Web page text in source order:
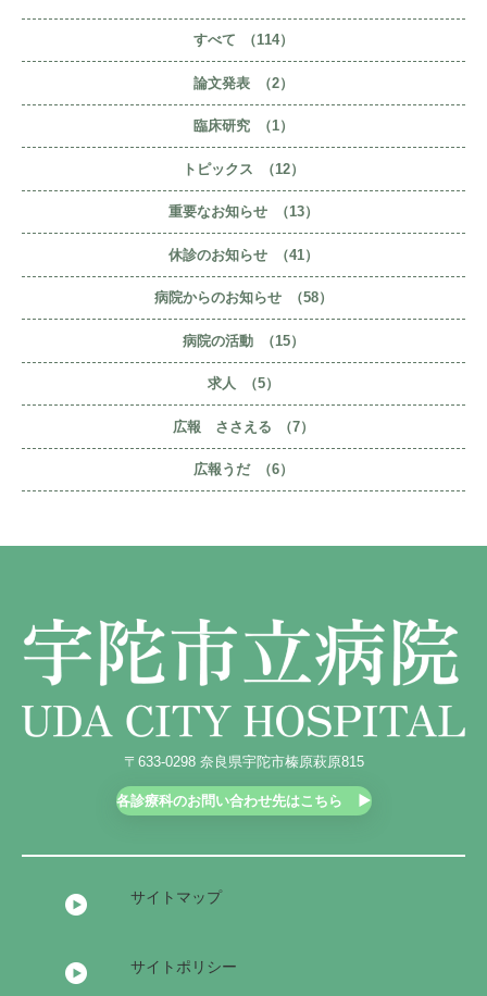
すべて （114）
論文発表 （2）
臨床研究 （1）
トピックス （12）
重要なお知らせ （13）
休診のお知らせ （41）
病院からのお知らせ （58）
病院の活動 （15）
求人 （5）
広報 ささえる （7）
広報うだ （6）
〒633-0298 奈良県宇陀市榛原萩原815
各診療科のお問い合わせ先はこちら
サイトマップ
サイトポリシー